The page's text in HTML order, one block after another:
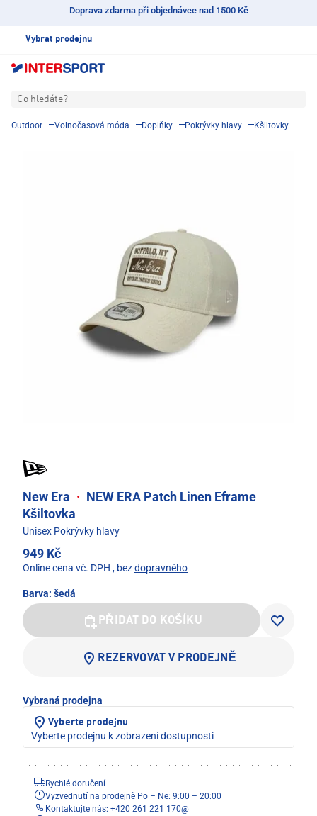
Doprava zdarma při objednávce nad 1500 Kč
Vybrat prodejnu
Co hledáte?
Outdoor Volnočasová móda Doplňky Pokrývky hlavy Kšiltovky
New Era · NEW ERA Patch Linen Eframe
Kšiltovka
Unisex Pokrývky hlavy
949 Kč
Online cena vč. DPH , bezdopravného
Barva: šedá
PŘIDAT DO KOŠÍKU
REZERVOVAT V PRODEJNĚ
Vybraná prodejna
Vyberte prodejnu
Vyberte prodejnu k zobrazení dostupnosti
Rychlé doručení
Vyzvednutí na prodejně Po – Ne: 9:00 – 20:00
Kontaktujte nás: +420 261 221 170@